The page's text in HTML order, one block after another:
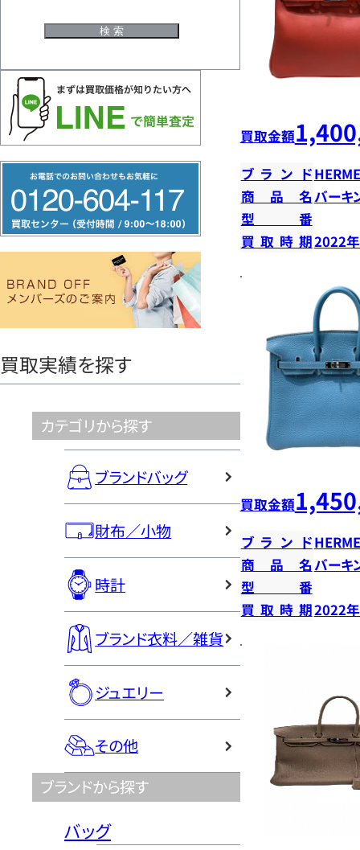
リ
ー
ヤ
買取実績を探す
カテゴリから探す
ブランドバッグ
財布／小物
時計
ブランド衣料／雑貨
ジュエリー
その他
ブランドから探す
バッグ
買取金額
ブランド
商品名バーキ
型番
買取時期2022
買取金額
ブランド
商品名バーキ
型番
買取時期2022